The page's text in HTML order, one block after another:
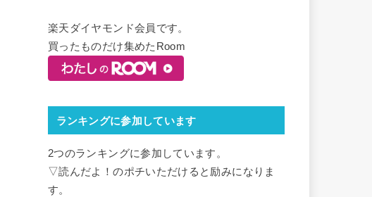
楽天ダイヤモンド会員です。
買ったものだけ集めたRoom
ランキングに参加しています
2つのランキングに参加しています。
▽読んだよ！のポチいただけると励みになりま
す。